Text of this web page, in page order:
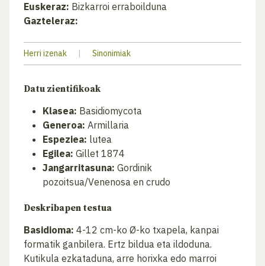
Euskeraz: Bizkarroi erraboilduna
Gazteleraz:
Herri izenak | Sinonimiak
Datu zientifikoak
Klasea: Basidiomycota
Generoa: Armillaria
Espeziea: lutea
Egilea: Gillet 1874
Jangarritasuna: Gordinik
pozoitsua/Venenosa en crudo
Deskribapen testua
Basidioma: 4-12 cm-ko Ø-ko txapela, kanpai
formatik ganbilera. Ertz bildua eta ildoduna.
Kutikula ezkataduna, arre horixka edo marroi